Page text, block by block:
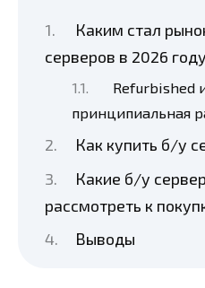
Каким стал
серверов в 2026 году
Refurbished
принципиальная
Как купить б/у
Какие б/у
рассмотреть к
Выводы